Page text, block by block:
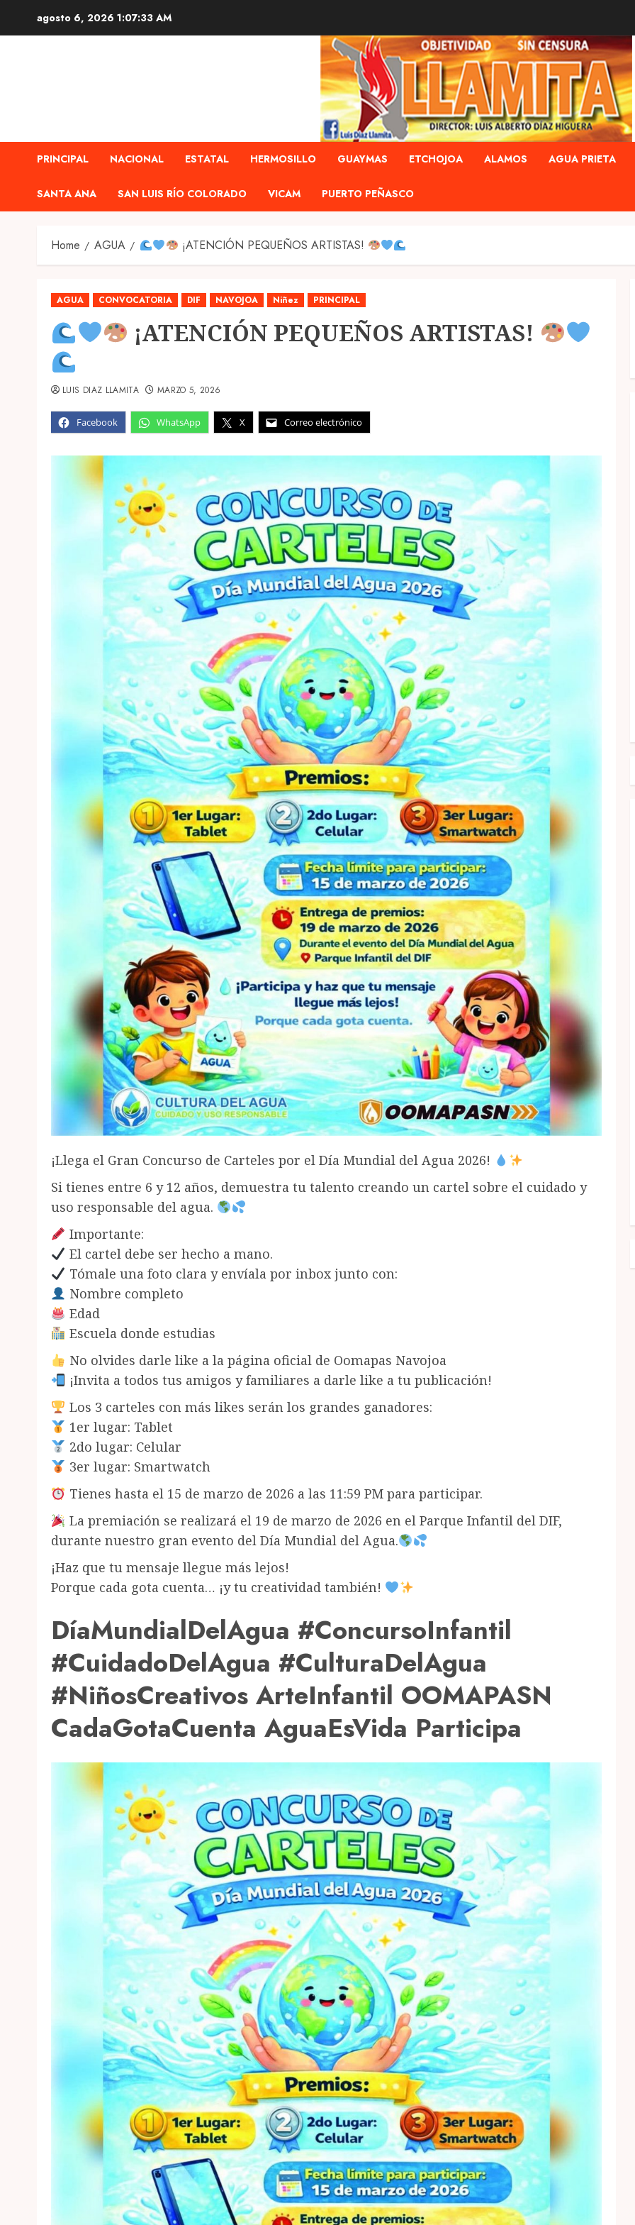
agosto 6, 2026 1:07:35 AM
PRINCIPAL NACIONAL ESTATAL HERMOSILLO GUAYMAS ETCHOJOA ALAMOS AGUA PRIETA
SANTA ANA SAN LUIS RÍO COLORADO VICAM PUERTO PEÑASCO
Home AGUA ¡ATENCIÓN PEQUEÑOS ARTISTAS!
AGUA CONVOCATORIA DIF NAVOJOA Niñez PRINCIPAL
¡ATENCIÓN PEQUEÑOS ARTISTAS!
Facebook WhatsApp X Correo electrónico
LUIS DIAZ LLAMITA MARZO 5, 2026
¡Llega el Gran Concurso de Carteles por el Día Mundial del Agua 2026!
Si tienes entre 6 y 12 años, demuestra tu talento creando un cartel sobre el cuidado y
uso responsable del agua.
Importante:
El cartel debe ser hecho a mano.
Tómale una foto clara y envíala por inbox junto con:
Nombre completo
Edad
Escuela donde estudias
No olvides darle like a la página oficial de Oomapas Navojoa
¡Invita a todos tus amigos y familiares a darle like a tu publicación!
Los 3 carteles con más likes serán los grandes ganadores:
1er lugar: Tablet
2do lugar: Celular
3er lugar: Smartwatch
Tienes hasta el 15 de marzo de 2026 a las 11:59 PM para participar.
La premiación se realizará el 19 de marzo de 2026 en el Parque Infantil del DIF,
durante nuestro gran evento del Día Mundial del Agua.
¡Haz que tu mensaje llegue más lejos!
Porque cada gota cuenta… ¡y tu creatividad también!
DíaMundialDelAgua #ConcursoInfantil
#CuidadoDelAgua #CulturaDelAgua
#NiñosCreativos ArteInfantil OOMAPASN
CadaGotaCuenta AguaEsVida Participa